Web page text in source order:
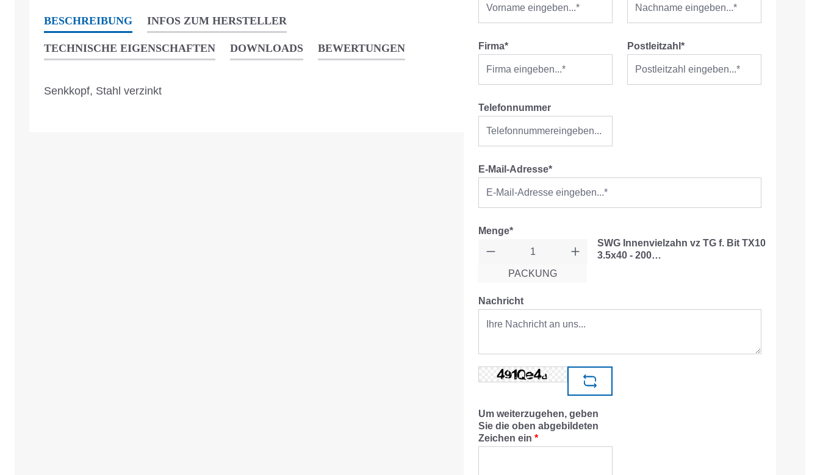
BESCHREIBUNG INFOS ZUM HERSTELLER
TECHNISCHE EIGENSCHAFTEN DOWNLOADS BEWERTUNGEN
Senkkopf, Stahl verzinkt
Firma* Postleitzahl*
Telefonnummer
E-Mail-Adresse*
Menge*
PACKUNG
SWG Innenvielzahn vz TG f. Bit TX10
3.5x40 - 200…
Nachricht
Um weiterzugehen, geben
Sie die oben abgebildeten
Zeichen ein *